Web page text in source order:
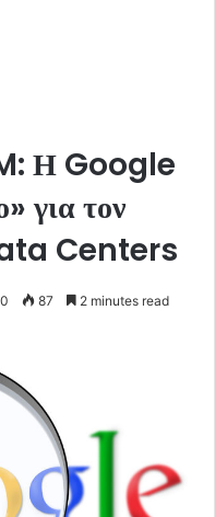
Η Google
για τον
Centers
0 87 2 minutes read